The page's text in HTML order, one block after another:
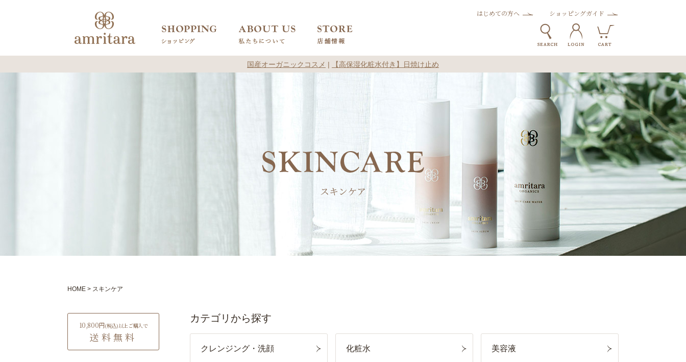
はじめての方へ ショッピングガイド
国産オーガニックコスメ | 【高保湿化粧水付き】日焼け止め
スキンケア
HOME スキンケア
10,800円(税込)以上ご購入で
送料無料
クレンジング・洗顔 化粧水 美容液